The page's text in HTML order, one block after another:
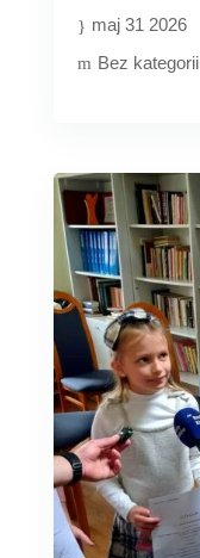
maj 31 2026
Bez kategorii